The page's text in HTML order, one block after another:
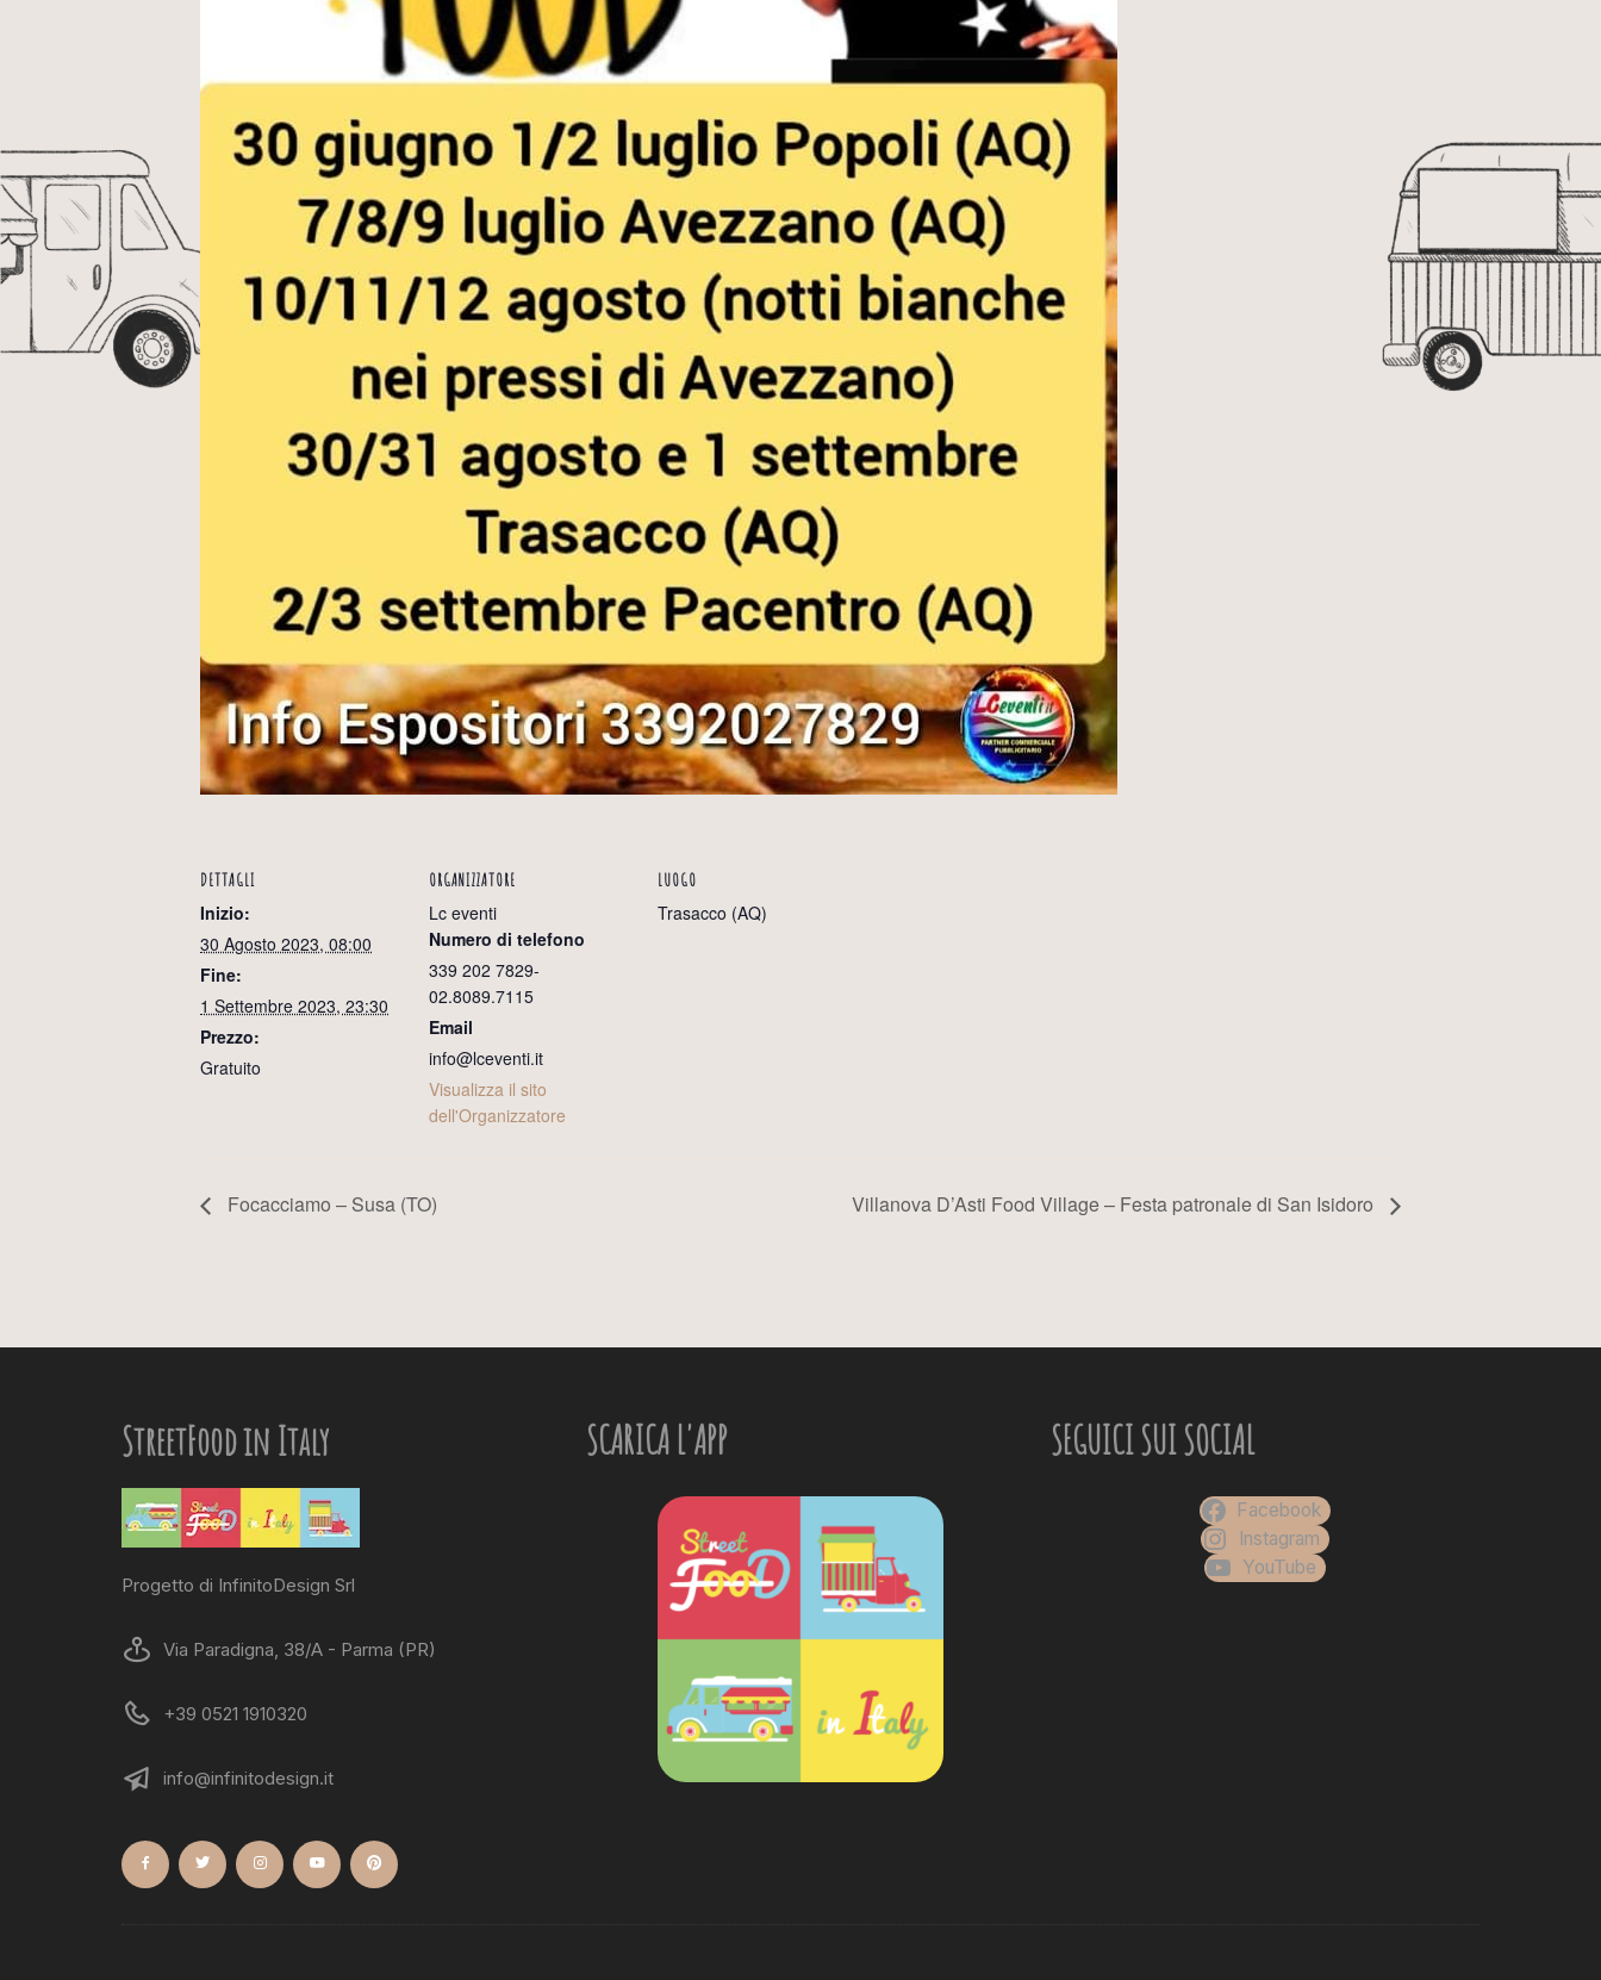
DETTAGLI
Inizio:
30 Agosto 2023, 08:00
Fine:
1 Settembre 2023, 23:30
Prezzo:
Gratuito
ORGANIZZATORE
Lc eventi
Numero di telefono
339 202 7829-
02.8089.7115
Email
info@lceventi.it
Visualizza il sito
dell'Organizzatore
LUOGO
Trasacco (AQ)
Focacciamo – Susa (TO) Villanova D’Asti Food Village – Festa patronale di San Isidoro
StreetFood in Italy
Progetto di InfinitoDesign Srl
Via Paradigna, 38/A - Parma (PR)
+39 0521 1910320
info@infinitodesign.it
SCARICA L'APP SEGUICI SUI SOCIAL
Facebook
Instagram
YouTube